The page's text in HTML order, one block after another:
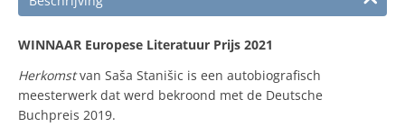
WINNAAR Europese Literatuur Prijs 2021
Herkomstvan Saša Stanišic is een autobiografisch
meesterwerk dat werd bekroond met de Deutsche
Buchpreis 2019.